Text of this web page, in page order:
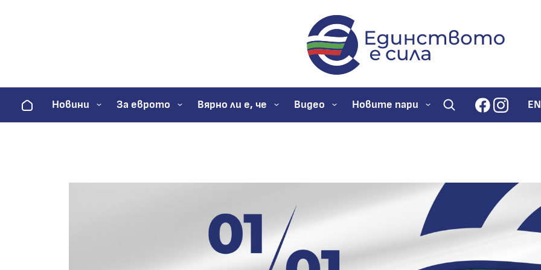
evroto.bg Официална
НачалоНовини За еврото Вярно ли е, че Видео Новите пари facebookEN